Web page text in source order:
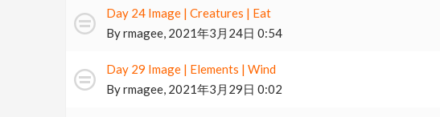
Day 24 Image | Creatures | Eat
Byrmagee, 2021年3月24日 0:54
Day 29 Image | Elements | Wind
Byrmagee, 2021年3月29日 0:02